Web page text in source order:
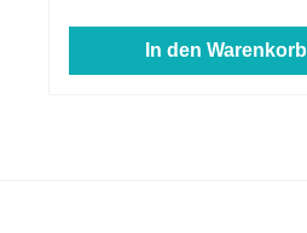
In den Warenkorb